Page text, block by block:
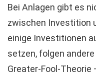
Bei Anlagen gibt es
zwischen Investition
einige Investitionen
setzen, folgen
Greater-Fool-